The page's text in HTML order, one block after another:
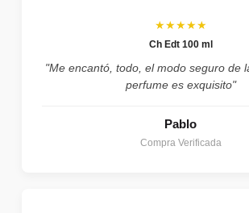
★★★★★
Ch Edt 100 ml
"Me encantó, todo, el modo seguro de
perfume es exquisito"
Pablo
Compra Verificada